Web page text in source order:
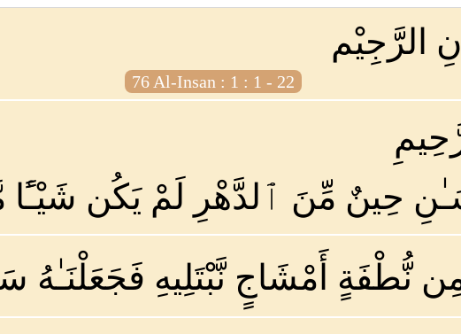
الرَّجِيْم
76 Al-Insan : 1 : 1 - 22
حِينٌ مِّنَ ٱلدَّهْرِ لَمْ يَكُن شَيْـًٔا
مِن نُّطْفَةٍ أَمْشَاجٍ نَّبْتَلِيهِ